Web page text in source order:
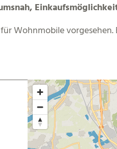
Wohnmobile